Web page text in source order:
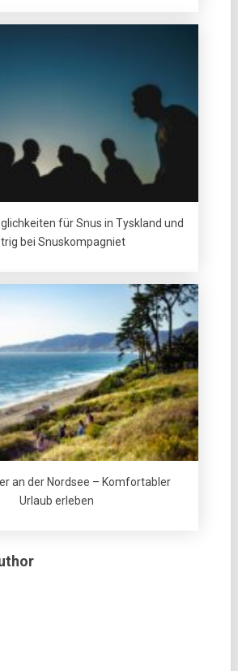
für Snus in Tyskland und
bei Snuskompagniet
an der Nordsee – Komfortabler
Urlaub erleben